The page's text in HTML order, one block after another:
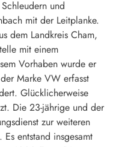
und
mit der Leitplanke.
dem Landkreis Cham,
mit einem
Vorhaben wurde er
Marke VW erfasst
Glücklicherweise
Die 23-jährige und der
zur weiteren
entstand insgesamt